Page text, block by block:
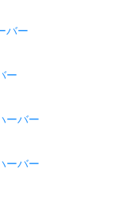
バー
ー
ーバー
ーバー